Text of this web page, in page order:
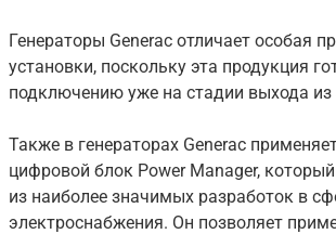
Генераторы Generac отличает особая
установки, поскольку эта продукция
подключению уже на стадии выхода из
Также в генераторах Generac
цифровой блок Power Manager,
из наиболее значимых разработок в
электроснабжения. Он позволяет